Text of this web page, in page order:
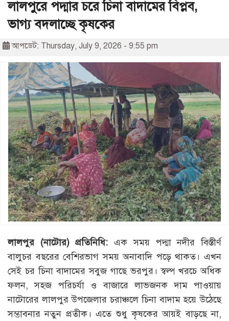
লালপুরে পদ্মার চরে চিনা বাদামের বিপ্লব,
ভাগ্য বদলাচ্ছে কৃষকের
আপডেট: Thursday, July 9, 2026 - 9:55 pm
লালপুর (নাটোর) প্রতিনিধি: এক সময় পদ্মা নদীর বিস্তীর্ণ
বালুচর বছরের বেশিরভাগ সময় অনাবাদি পড়ে থাকত। এখন
সেই চর চিনা বাদামের সবুজ গাছে ভরপুর। স্বল্প খরচে অধিক
ফলন, সহজ পরিচর্যা ও বাজারে লাভজনক দাম পাওয়ায়
নাটোরের লালপুর উপজেলার চরাঞ্চলে চিনা বাদাম হয়ে উঠেছে
সম্ভাবনার নতুন প্রতীক। এতে শুধু কৃষকের আয়ই বাড়ছে না,